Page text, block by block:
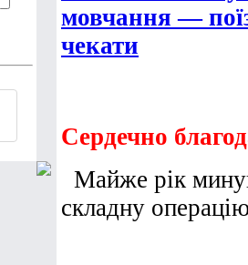
мовчання —
чекати
Сердечно
Майже рік
складну